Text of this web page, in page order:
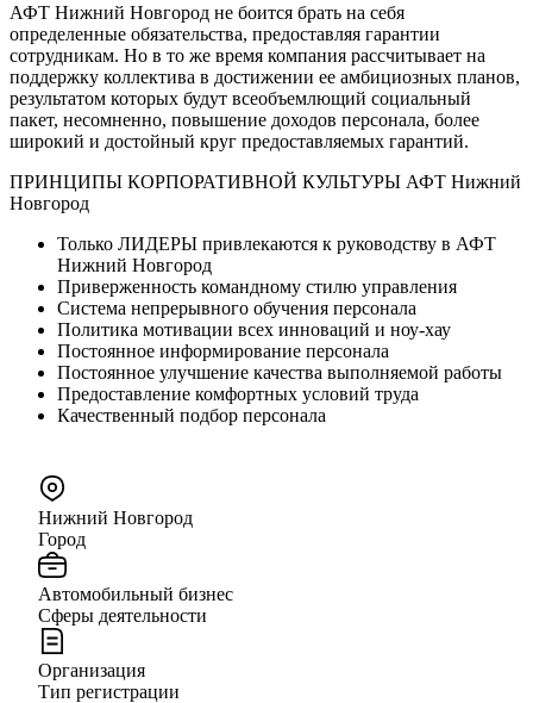
АФТ Нижний Новгород не боится брать на себя
определенные обязательства, предоставляя гарантии
сотрудникам. Но в то же время компания рассчитывает на
поддержку коллектива в достижении ее амбициозных планов,
результатом которых будут всеобъемлющий социальный
пакет, несомненно, повышение доходов персонала, более
широкий и достойный круг предоставляемых гарантий.
ПРИНЦИПЫ КОРПОРАТИВНОЙ КУЛЬТУРЫ АФТ Нижний
Новгород
Только ЛИДЕРЫ привлекаются к руководству в АФТ
Нижний Новгород
Приверженность командному стилю управления
Система непрерывного обучения персонала
Политика мотивации всех инноваций и ноу-хау
Постоянное информирование персонала
Постоянное улучшение качества выполняемой работы
Предоставление комфортных условий труда
Качественный подбор персонала
Нижний Новгород
Город
Автомобильный бизнес
Сферы деятельности
Организация
Тип регистрации